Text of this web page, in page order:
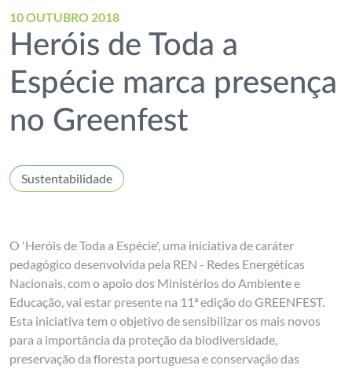
10 OUTUBRO 2018
Heróis de Toda a
Espécie marca presença
no Greenfest
Sustentabilidade
O 'Heróis de Toda a Espécie', uma iniciativa de caráter
pedagógico desenvolvida pela REN - Redes Energéticas
Nacionais, com o apoio dos Ministérios do Ambiente e
Educação, vai estar presente na 11ª edição do GREENFEST.
Esta iniciativa tem o objetivo de sensibilizar os mais novos
para a importância da proteção da biodiversidade,
preservação da floresta portuguesa e conservação das